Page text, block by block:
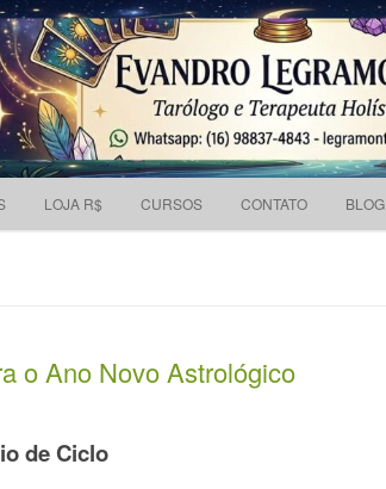
holístico e Tarólogo.
Pesquisar
por:
LOJA R$ CURSOS CONTATO BLOG
o Ano Novo Astrológico
de Ciclo